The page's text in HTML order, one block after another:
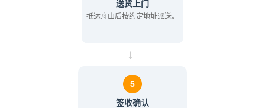
送货上门
抵达舟山后按约定地址派送。
→
5
签收确认